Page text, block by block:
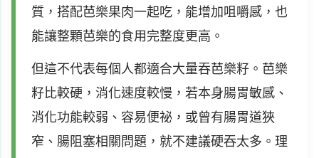
質，搭配芭樂果肉一起吃，能增加咀嚼感，也
能讓整顆芭樂的食用完整度更高。
但這不代表每個人都適合大量吞芭樂籽。芭樂
籽比較硬，消化速度較慢，若本身腸胃敏感、
消化功能較弱、容易便祕，或曾有腸胃道狹
窄、腸阻塞相關問題，就不建議硬吞太多。理